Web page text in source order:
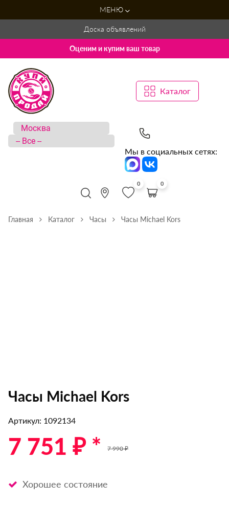
МЕНЮ
Доска объявлений
Оценим и купим ваш товар
Каталог
Мы в социальных сетях:
0 0
Главная Каталог Часы Часы Michael Kors
Часы Michael Kors
Артикул: 1092134
7 751 ₽ * 7 990 ₽
Хорошее состояние